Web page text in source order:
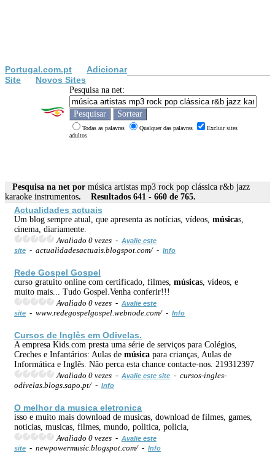
Portugal.com.pt
Adicionar
Site
Novos Sites
Pesquisa na net:
Todas as palavras Qualquer das palavras
Excluir sites
adultos
Pesquisa na net por música artistas mp3 rock pop clássica r&b jazz
karaoke instrumentos. Resultados 641 - 660 de 765.
Actualidades actuais
Um blog sempre atual, que apresenta as notícias, vídeos, músicas,
cinema, diariamente.
Avaliado 0 vezes - Avalie este
site - actualidadesactuais.blogspot.com/ - Info
Rede Gospel Gospel
curso gratuito online com certificado, filmes, músicas, vídeos, e
muito mais... Tudo Gospel.Venha conferir!!!
Avaliado 0 vezes - Avalie este
site - www.redegospelgospel.webnode.com/ - Info
Cursos de Inglês em Odivelas.
A empresa Kids.com presta uma série de serviços para Colégios,
Creches e Infantários: Aulas de música para crianças, Aulas de
Informática e Inglês. Não perca esta chance contacte-nos. 219312397
Avaliado 0 vezes - Avalie este site - cursos-ingles-
odivelas.blogs.sapo.pt/ - Info
O melhor da musica eletronica
isso e muito mais download de musicas, download de filmes, games,
noticias, musicas, filmes, mundo, politica, policia,
Avaliado 0 vezes - Avalie este
site - newpowermusic.blogspot.com/ - Info